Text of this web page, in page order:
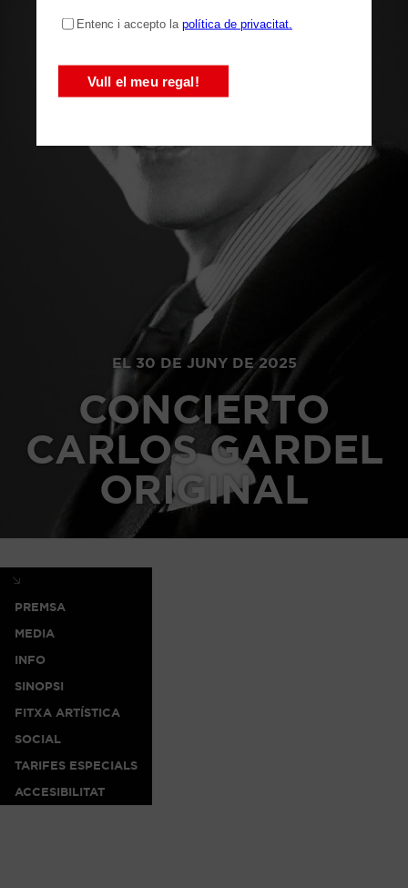
EL 30 DE JUNY DE 2025
CONCIERTO
CARLOS GARDEL
ORIGINAL
PREMSA
MEDIA
INFO
SINOPSI
FITXA ARTÍSTICA
SOCIAL
TARIFES ESPECIALS
ACCESIBILITAT